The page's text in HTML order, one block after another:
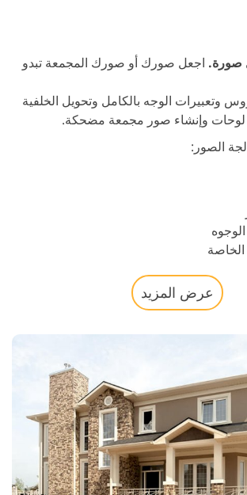
اجعل صورك أو صورك المجمعة تبدو
وتعبيرات الوجه بالكامل وتحويل الخلفية
وإنشاء صور مجمعة مضحكة.
الصور:
عرض المزيد